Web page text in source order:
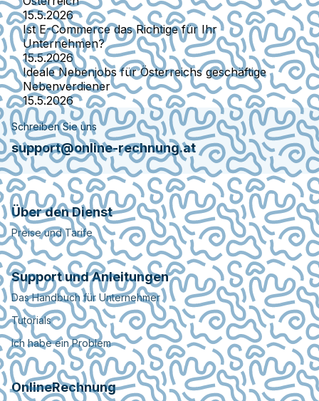
15.5.2026
Ist E-Commerce das Richtige für Ihr
Unternehmen?
15.5.2026
Ideale Nebenjobs für Österreichs geschäftige
Nebenverdiener
15.5.2026
Schreiben Sie uns
support@online-rechnung.at
Über den Dienst
Preise und Tarife
Support und Anleitungen
Das Handbuch für Unternehmer
Tutorials
Ich habe ein Problem
OnlineRechnung